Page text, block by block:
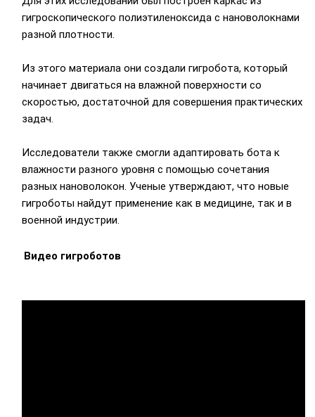
гигроскопического полиэтиленоксида с нановолокнами
разной плотности.
Из этого материала они создали гигробота, который
начинает двигаться на влажной поверхности со
скоростью, достаточной для совершения практических
задач.
Исследователи также смогли адаптировать бота к
влажности разного уровня с помощью сочетания
разных нановолокон. Ученые утверждают, что новые
гигроботы найдут применение как в медицине, так и в
военной индустрии.
Видео гигроботов